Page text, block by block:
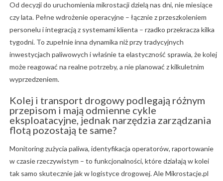
Od decyzji do uruchomienia mikrostacji dzielą nas dni, nie miesiące
czy lata. Pełne wdrożenie operacyjne – łącznie z przeszkoleniem
personelu i integracją z systemami klienta – rzadko przekracza kilka
tygodni. To zupełnie inna dynamika niż przy tradycyjnych
inwestycjach paliwowych i właśnie ta elastyczność sprawia, że kolej
może reagować na realne potrzeby, a nie planować z kilkuletnim
wyprzedzeniem.
Kolej i transport drogowy podlegają różnym
przepisom i mają odmienne cykle
eksploatacyjne, jednak narzędzia zarządzania
flotą pozostają te same?
Monitoring zużycia paliwa, identyfikacja operatorów, raportowanie
w czasie rzeczywistym – to funkcjonalności, które działają w kolei
tak samo skutecznie jak w logistyce drogowej. Ale Mikrostacje.pl